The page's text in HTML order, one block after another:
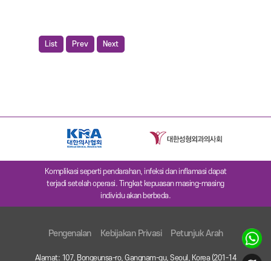
List Prev Next
Komplikasi seperti pendarahan, infeksi dan inflamasi dapat
terjadi setelah operasi. Tingkat kepuasan masing-masing
individu akan berbeda.
Pengenalan Kebijakan Privasi Petunjuk Arah
Alamat: 107, Bongeunsa-ro, Gangnam-gu, Seoul, Korea (201-14